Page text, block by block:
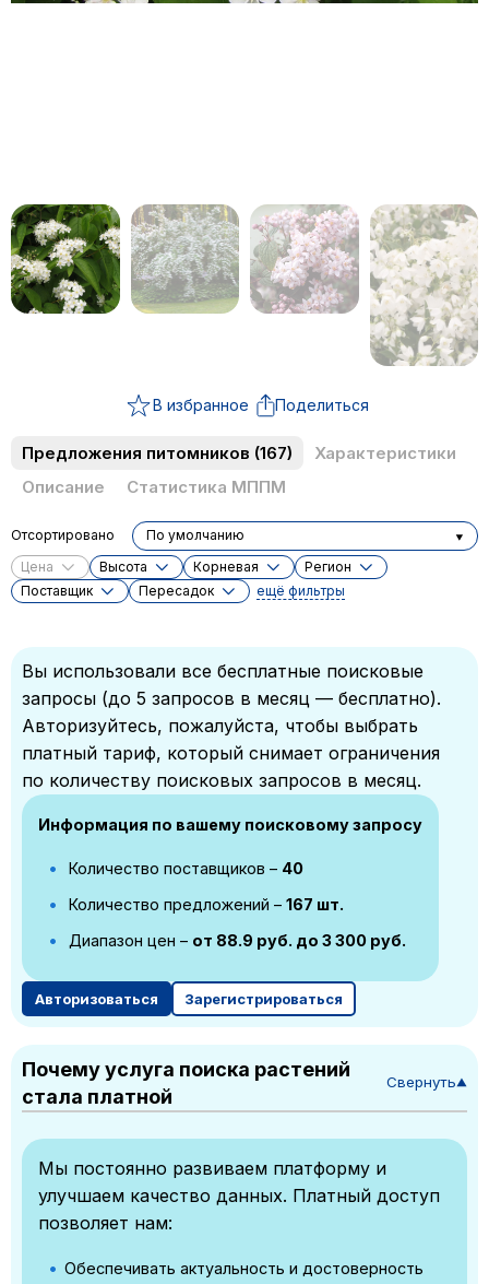
В избранное Поделиться
Предложения питомников (167)
Характеристики
Описание
Статистика МППМ
Цена Высота Корневая
Регион
Поставщик
Пересадок ещё фильтры
Отсортировано По умолчанию
Вы использовали все бесплатные поисковые
запросы (до 5 запросов в месяц — бесплатно).
Авторизуйтесь, пожалуйста, чтобы выбрать
платный тариф, который снимает ограничения
по количеству поисковых запросов в месяц.
Информация по вашему поисковому запросу
Количество поставщиков – 40
Количество предложений – 167 шт.
Диапазон цен – от 88.9 руб. до 3 300 руб.
Авторизоваться Зарегистрироваться
Почему услуга поиска растений
стала платной
Свернуть▼
Мы постоянно развиваем платформу и
улучшаем качество данных. Платный доступ
позволяет нам:
Обеспечивать актуальность и достоверность